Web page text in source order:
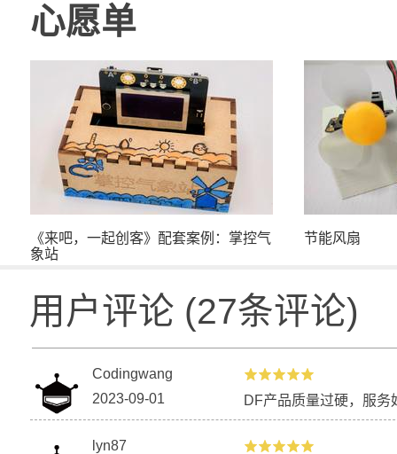
【比赛优秀作品】AI智慧树益智玩具 使用行空板
心愿单
《来吧，一起创客》配套案例：掌控气
象站
节能风扇
用户评论 (27条评论)
Codingwang
2023-09-01
DF产品质量过硬，服务
lyn87